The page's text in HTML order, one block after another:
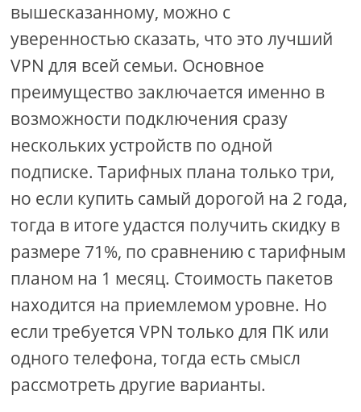
вышесказанному, можно с
уверенностью сказать, что это лучший
VPN для всей семьи. Основное
преимущество заключается именно в
возможности подключения сразу
нескольких устройств по одной
подписке. Тарифных плана только три,
но если купить самый дорогой на 2 года,
тогда в итоге удастся получить скидку в
размере 71%, по сравнению с тарифным
планом на 1 месяц. Стоимость пакетов
находится на приемлемом уровне. Но
если требуется VPN только для ПК или
одного телефона, тогда есть смысл
рассмотреть другие варианты.